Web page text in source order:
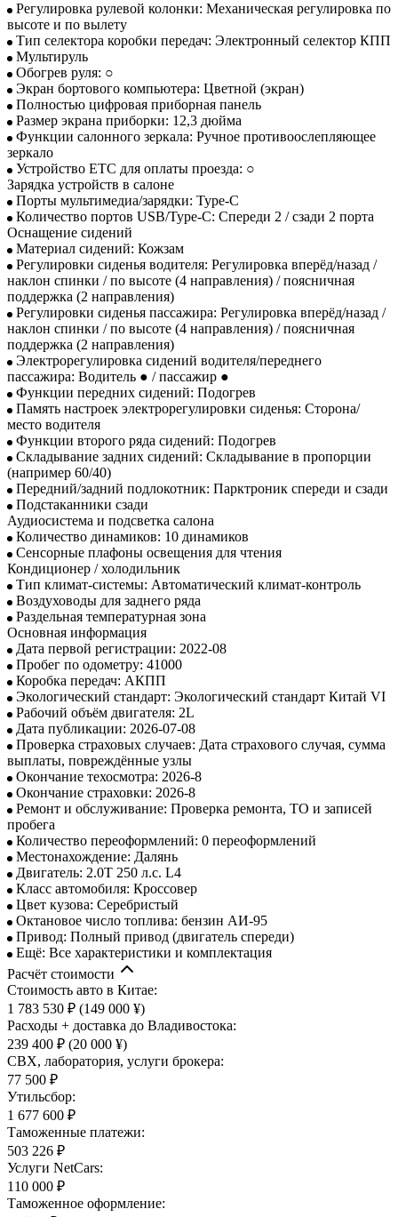
Регулировка рулевой колонки: Механическая регулировка по
высоте и по вылету
Тип селектора коробки передач: Электронный селектор КПП
Мультируль
Обогрев руля: ○
Экран бортового компьютера: Цветной (экран)
Полностью цифровая приборная панель
Размер экрана приборки: 12,3 дюйма
Функции салонного зеркала: Ручное противоослепляющее
зеркало
Устройство ETC для оплаты проезда: ○
Зарядка устройств в салоне
Порты мультимедиа/зарядки: Type-C
Количество портов USB/Type-C: Спереди 2 / сзади 2 порта
Оснащение сидений
Материал сидений: Кожзам
Регулировки сиденья водителя: Регулировка вперёд/назад /
наклон спинки / по высоте (4 направления) / поясничная
поддержка (2 направления)
Регулировки сиденья пассажира: Регулировка вперёд/назад /
наклон спинки / по высоте (4 направления) / поясничная
поддержка (2 направления)
Электрорегулировка сидений водителя/переднего
пассажира: Водитель ● / пассажир ●
Функции передних сидений: Подогрев
Память настроек электрорегулировки сиденья: Сторона/
место водителя
Функции второго ряда сидений: Подогрев
Складывание задних сидений: Складывание в пропорции
(например 60/40)
Передний/задний подлокотник: Парктроник спереди и сзади
Подстаканники сзади
Аудиосистема и подсветка салона
Количество динамиков: 10 динамиков
Сенсорные плафоны освещения для чтения
Кондиционер / холодильник
Тип климат-системы: Автоматический климат-контроль
Воздуховоды для заднего ряда
Раздельная температурная зона
Основная информация
Дата первой регистрации: 2022-08
Пробег по одометру: 41000
Коробка передач: АКПП
Экологический стандарт: Экологический стандарт Китай VI
Рабочий объём двигателя: 2L
Дата публикации: 2026-07-08
Проверка страховых случаев: Дата страхового случая, сумма
выплаты, повреждённые узлы
Окончание техосмотра: 2026-8
Окончание страховки: 2026-8
Ремонт и обслуживание: Проверка ремонта, ТО и записей
пробега
Количество переоформлений: 0 переоформлений
Местонахождение: Далянь
Двигатель: 2.0T 250 л.с. L4
Класс автомобиля: Кроссовер
Цвет кузова: Серебристый
Октановое число топлива: бензин АИ-95
Привод: Полный привод (двигатель спереди)
Ещё: Все характеристики и комплектация
Расчёт стоимости
Стоимость авто в Китае:
1 783 530 ₽ (149 000 ¥)
Расходы + доставка до Владивостока:
239 400 ₽ (20 000 ¥)
СВХ, лаборатория, услуги брокера:
77 500 ₽
Утильсбор:
1 677 600 ₽
Таможенные платежи:
503 226 ₽
Услуги NetCars:
110 000 ₽
Таможенное оформление: